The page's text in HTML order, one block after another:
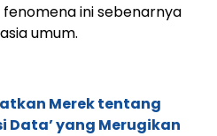
ini sebenarnya
umum.
Merek tentang
Data’ yang Merugikan